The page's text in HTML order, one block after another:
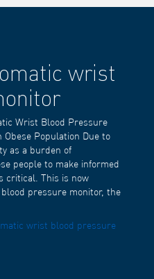
wrist
Wrist Blood Pressure
Obese Population Due to
as a burden of
people to make informed
critical. This is now
pressure monitor, the
wrist blood pressure